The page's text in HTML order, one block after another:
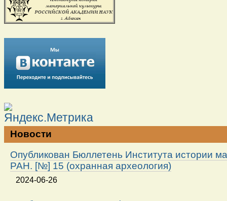
Новости
Опубликован Бюллетень Института истории
РАН. [№] 15 (охранная археология)
2024-06-26